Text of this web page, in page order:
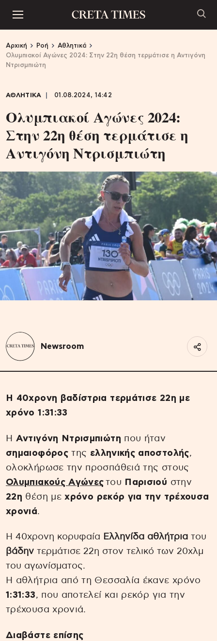
Αρχική Ροή
Αθλητικά
Ολυμπιακοί Αγώνες 2024: Στην 22η θέση τερμάτισε η Αντιγόνη
Ντρισμπιώτη
ΑΘΛΗΤΙΚΑ 01.08.2024, 14:42
Ολυμπιακοί Αγώνες 2024:
Στην 22η θέση τερμάτισε η
Αντιγόνη Ντρισμπιώτη
Newsroom
Η 40χρονη βαδίστρια τερμάτισε 22η με
χρόνο 1:31:33
Η Αντιγόνη Ντρισμπιώτη που ήταν
σημαιοφόροςτης ελληνικής αποστολής,
ολοκλήρωσε την προσπάθειά της στους
Ολυμπιακούς Αγώνες του Παρισιού στην
22η θέση μεχρόνο ρεκόρ για την τρέχουσα
χρονιά.
Η 40χρονη κορυφαία Ελληνίδα αθλήτρια του
βάδην τερμάτισε 22η στον τελικό των 20χλμ
του αγωνίσματος.
Η αθλήτρια από τη Θεσσαλία έκανε χρόνο
1:31:33, που αποτελεί και ρεκόρ για την
τρέχουσα χρονιά.
Διαβάστε επίσης